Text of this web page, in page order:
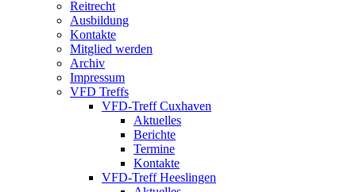
Reitrecht
Ausbildung
Kontakte
Mitglied werden
Archiv
Impressum
VFD Treffs
VFD-Treff Cuxhaven
Aktuelles
Berichte
Termine
Kontakte
VFD-Treff Heeslingen